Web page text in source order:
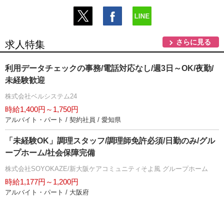
求人特集 さらに見る
利用データチェックの事務/電話対応なし/週3日～OK/夜勤/
未経験歓迎
株式会社ベルシステム24
時給1,400円～1,750円
アルバイト・パート / 契約社員 / 愛知県
「未経験OK」調理スタッフ/調理師免許必須/日勤のみ/グル
ープホーム/社会保障完備
株式会社SOYOKAZE/新大阪ケアコミュニティそよ風 グループホーム
時給1,177円～1,200円
アルバイト・パート / 大阪府